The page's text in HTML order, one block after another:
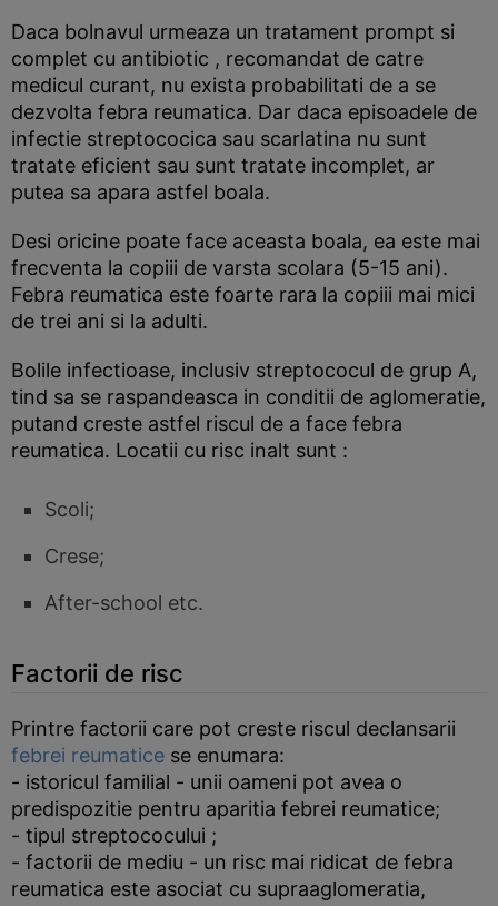
Daca bolnavul urmeaza un tratament prompt si
complet cu antibiotic , recomandat de catre
medicul curant, nu exista probabilitati de a se
dezvolta febra reumatica. Dar daca episoadele de
infectie streptococica sau scarlatina nu sunt
tratate eficient sau sunt tratate incomplet, ar
putea sa apara astfel boala.
Desi oricine poate face aceasta boala, ea este mai
frecventa la copiii de varsta scolara (5-15 ani).
Febra reumatica este foarte rara la copiii mai mici
de trei ani si la adulti.
Bolile infectioase, inclusiv streptococul de grup A,
tind sa se raspandeasca in conditii de aglomeratie,
putand creste astfel riscul de a face febra
reumatica. Locatii cu risc inalt sunt :
Scoli;
Crese;
After-school etc.
Factorii de risc
Printre factorii care pot creste riscul declansarii
febrei reumatice se enumara:
- istoricul familial - unii oameni pot avea o
predispozitie pentru aparitia febrei reumatice;
- tipul streptococului ;
- factorii de mediu - un risc mai ridicat de febra
reumatica este asociat cu supraaglomeratia,